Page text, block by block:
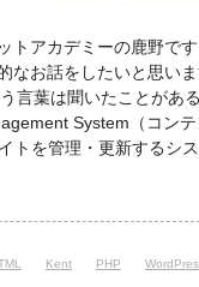
トアカデミーの鹿野で
なお話をしたいと思い
言葉は聞いたことがあ
System（コン
トを管理・更新するシ
が更新できるシステム
Kent PHP